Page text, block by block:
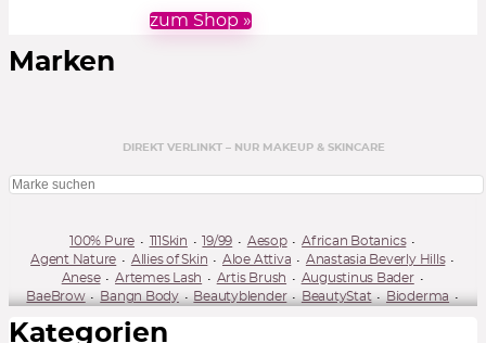
zum Shop »
Marken
DIREKT VERLINKT – NUR MAKEUP & SKINCARE
100% Pure 111Skin 19/99 Aesop
African Botanics
Agent Nature
Allies of Skin Aloe Attiva
Anastasia Beverly Hills
Anese
Artemes Lash Artis Brush
Augustinus Bader
BaeBrow
Bangn Body Beautyblender BeautyStat
Bioderma
Charlotte Tilbury
Kategorien